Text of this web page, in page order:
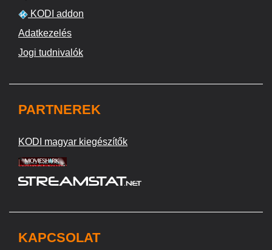
KODI addon
Adatkezelés
Jogi tudnivalók
PARTNEREK
KODI magyar kiegészítők
KAPCSOLAT